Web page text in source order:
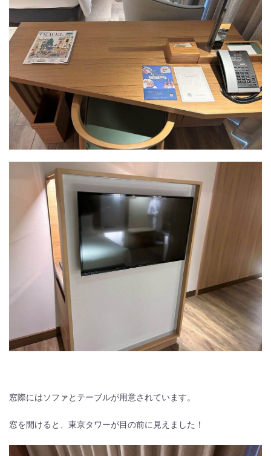
窓際にはソファとテーブルが用意されています。
窓を開けると、東京タワーが目の前に見えました！